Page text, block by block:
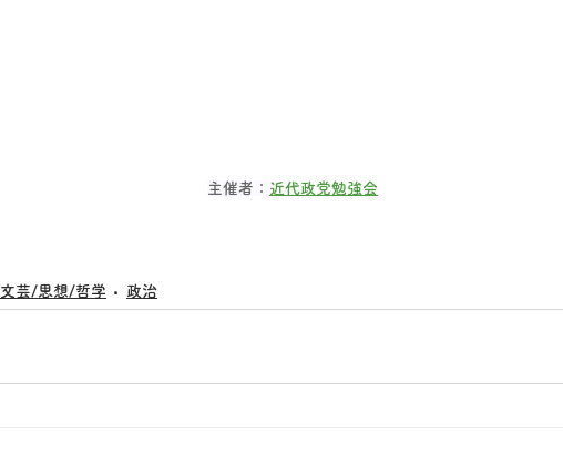
主催者： 近代政党勉強会
文芸/思想/哲学 政治